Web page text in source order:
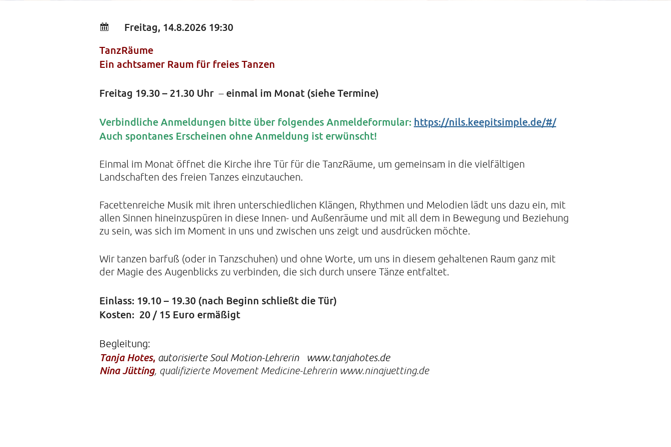
Freitag, 14.8.2026 19:30
TanzRäume
Ein achtsamer Raum für freies Tanzen
Freitag 19.30 – 21.30 Uhr– einmal im Monat (siehe Termine)
Verbindliche Anmeldungen bitte über folgendes Anmeldeformular: https://nils.keepitsimple.de/#/
Auch spontanes Erscheinen ohne Anmeldung ist erwünscht!
Einmal im Monat öffnet die Kirche ihre Tür für die TanzRäume, um gemeinsam in die vielfältigen
Landschaften des freien Tanzes einzutauchen.
Facettenreiche Musik mit ihren unterschiedlichen Klängen, Rhythmen und Melodien lädt uns dazu ein, mit
allen Sinnen hineinzuspüren in diese Innen- und Außenräume und mit all dem in Bewegung und Beziehung
zu sein, was sich im Moment in uns und zwischen uns zeigt und ausdrücken möchte.
Wir tanzen barfuß (oder in Tanzschuhen) und ohne Worte, um uns in diesem gehaltenen Raum ganz mit
der Magie des Augenblicks zu verbinden, die sich durch unsere Tänze entfaltet.
Einlass: 19.10 – 19.30 (nach Beginn schließt die Tür)
Kosten: 20 / 15 Euro ermäßigt
Begleitung:
Tanja Hotes, autorisierte Soul Motion-Lehrerin www.tanjahotes.de
Nina Jütting, qualifizierte Movement Medicine-Lehrerin www.ninajuetting.de